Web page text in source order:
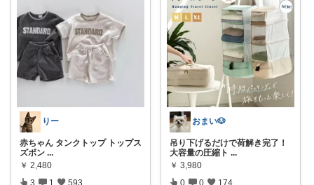
りー
赤ちゃん タンクトップ トップス
ズボン ...
￥ 2,480
3 1 593
おまい🐶
吊り下げるだけで荷解き完了！
大容量の圧縮ト ...
￥ 3,980
0 0 174